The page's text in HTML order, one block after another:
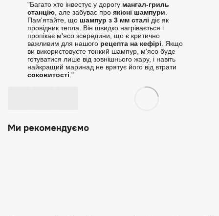
"Багато хто інвестує у дорогу мангал-гриль
станцію , але забуває про якісні шампури
Пам'ятайте, що шампур з 3 мм сталі діє як
провідник тепла. Він швидко нагрівається і
пропікає м'ясо зсередини, що є критично
важливим для нашого рецепта на кефірі . Якщо
ви використовуєте тонкий шампур, м'ясо буде
готуватися лише від зовнішнього жару, і навіть
найкращий маринад не врятує його від втрати
соковитості ."
Ми рекомендуємо